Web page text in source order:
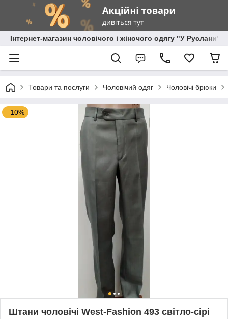
Інтернет-магазин чоловічого і жіночого одягу "У Руслани"
Товари та послуги Чоловічий одяг Чоловічі брюки
–10%
Штани чоловічі West-Fashion 493 світло-сірі